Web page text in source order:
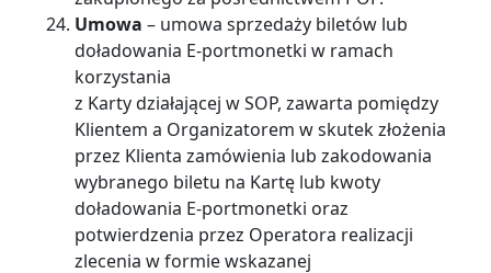
Umowa – umowa sprzedaży biletów lub
doładowania E-portmonetki w ramach
korzystania
z Karty działającej w SOP, zawarta pomiędzy
Klientem a Organizatorem w skutek złożenia
przez Klienta zamówienia lub zakodowania
wybranego biletu na Kartę lub kwoty
doładowania E-portmonetki oraz
potwierdzenia przez Operatora realizacji
zlecenia w formie wskazanej